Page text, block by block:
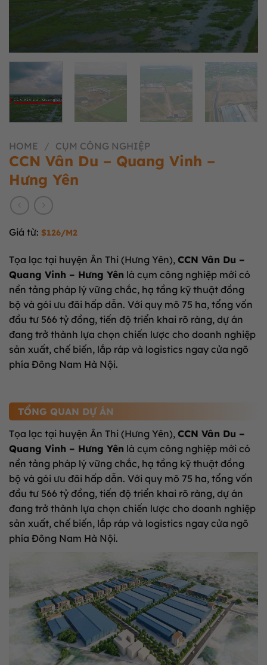
HOME / CỤM CÔNG NGHIỆP
CCN Vân Du – Quang Vinh –
Hưng Yên
Giá từ: $126/M2
Tọa lạc tại huyện Ân Thi (Hưng Yên), CCN Vân Du –
Quang Vinh – Hưng Yên là cụm công nghiệp mới có
nền tảng pháp lý vững chắc, hạ tầng kỹ thuật đồng
bộ và gói ưu đãi hấp dẫn. Với quy mô 75 ha, tổng vốn
đầu tư 566 tỷ đồng, tiến độ triển khai rõ ràng, dự án
đang trở thành lựa chọn chiến lược cho doanh nghiệp
sản xuất, chế biến, lắp ráp và logistics ngay cửa ngõ
phía Đông Nam Hà Nội.
TỔNG QUAN DỰ ÁN
Tọa lạc tại huyện Ân Thi (Hưng Yên), CCN Vân Du –
Quang Vinh – Hưng Yên là cụm công nghiệp mới có
nền tảng pháp lý vững chắc, hạ tầng kỹ thuật đồng
bộ và gói ưu đãi hấp dẫn. Với quy mô 75 ha, tổng vốn
đầu tư 566 tỷ đồng, tiến độ triển khai rõ ràng, dự án
đang trở thành lựa chọn chiến lược cho doanh nghiệp
sản xuất, chế biến, lắp ráp và logistics ngay cửa ngõ
phía Đông Nam Hà Nội.